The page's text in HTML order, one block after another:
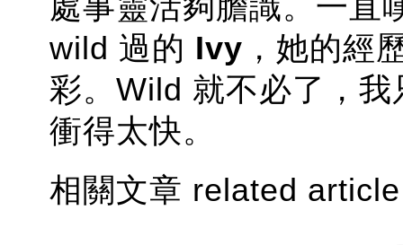
wild 過的 Ivy ，她的經
彩。Wild 就不必了，
衝得太快。
相關文章 related